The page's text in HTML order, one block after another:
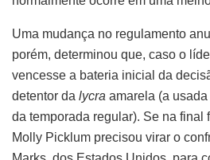
Uma mudança no regulamento
porém, determinou que, caso o
vencesse a bateria inicial da
detentor da lycra amarela (a
da temporada regular). Se na final
Molly Picklum precisou virar o